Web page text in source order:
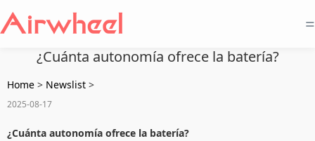
=
¿Cuánta autonomía ofrece la batería?
Home > Newslist >
2025-08-17
¿Cuánta autonomía ofrece la batería?